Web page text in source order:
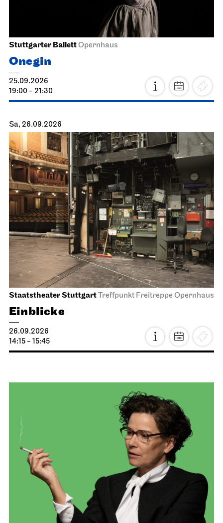
Stuttgarter BallettOpernhaus
Onegin
25.09.2026
19:00 - 21:30
Sa, 26.09.2026
Staatstheater StuttgartTreffpunkt Freitreppe Opernhaus
Einblicke
26.09.2026
14:15 - 15:45